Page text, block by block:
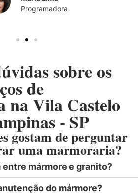
Programadora
sobre os
de
Vila Castelo
- SP
gostam de perguntar
uma marmoraria?
entre mármore e granito?
do mármore?